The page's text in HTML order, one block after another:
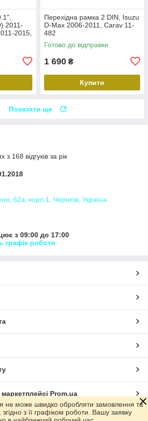
2011-
2015,
Перехідна рамка 2 DIN, Isuzu
D-Max 2006-2011, Carav 11-
482
Готово до відправки
1 690 ₴
Купити
Показати ще
з 168 відгуків за рік
62а, корп.1, Чернігів, Україна
з 09:00 до 17:00
графік роботи
Prom.ua
не може швидко обробляти замовлення та
з її графіком роботи. Вашу заявку